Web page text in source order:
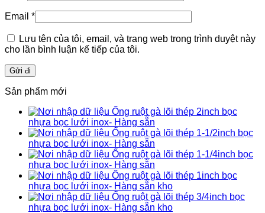
Email *
Lưu tên của tôi, email, và trang web trong trình duyệt này
cho lần bình luận kế tiếp của tôi.
Sản phẩm mới
Ống ruột gà lõi thép 2inch bọc
nhựa bọc lưới inox- Hàng sẵn
Ống ruột gà lõi thép 1-1/2inch bọc
nhựa bọc lưới inox- Hàng sẵn
Ống ruột gà lõi thép 1-1/4inch bọc
nhựa bọc lưới inox- Hàng sẵn
Ống ruột gà lõi thép 1inch bọc
nhựa bọc lưới inox- Hàng sẵn kho
Ống ruột gà lõi thép 3/4inch bọc
nhựa bọc lưới inox- Hàng sẵn kho